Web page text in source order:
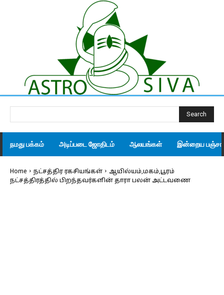
Search
நமது பக்கம் அடிப்படை ஜோதிடம் ஆலயங்கள் இன்றைய
Home நட்சத்திர ரகசியங்கள்
ஆயில்யம்,மகம்,பூரம்
நட்சத்திரத்தில் பிறந்தவர்களின் தாரா பலன் அட்டவணை